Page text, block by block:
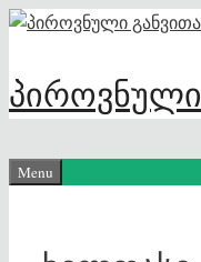
Skip
content
Menu